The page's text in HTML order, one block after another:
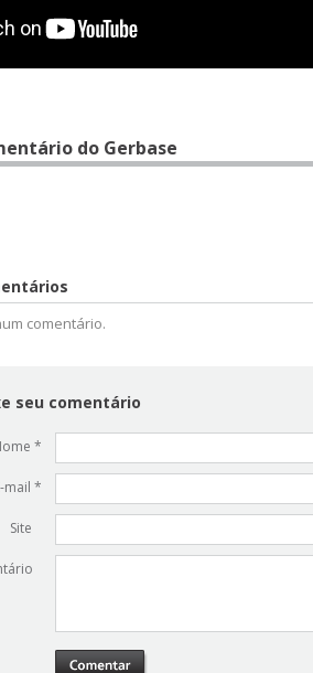
do Gerbase
comentário.
seu comentário
*
mail *
Site